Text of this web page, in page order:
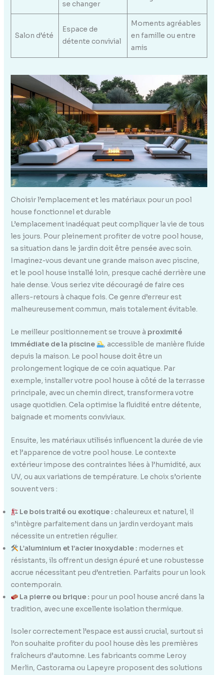
se changer
Salon d’été
Espace de
détente convivial
Moments agréables
en famille ou entre
amis
Choisir l’emplacement et les matériaux pour un pool
house fonctionnel et durable
L’emplacement inadéquat peut compliquer la vie de tous
les jours. Pour pleinement profiter de votre pool house,
sa situation dans le jardin doit être pensée avec soin.
Imaginez-vous devant une grande maison avec piscine,
et le pool house installé loin, presque caché derrière une
haie dense. Vous seriez vite découragé de faire ces
allers-retours à chaque fois. Ce genre d’erreur est
malheureusement commun, mais totalement évitable.
Le meilleur positionnement se trouve à proximité
immédiate de la piscine
, accessible de manière fluide
depuis la maison. Le pool house doit être un
prolongement logique de ce coin aquatique. Par
exemple, installer votre pool house à côté de la terrasse
principale, avec un chemin direct, transformera votre
usage quotidien. Cela optimise la fluidité entre détente,
baignade et moments conviviaux.
Ensuite, les matériaux utilisés influencent la durée de vie
et l’apparence de votre pool house. Le contexte
extérieur impose des contraintes liées à l’humidité, aux
UV, ou aux variations de température. Le choix s’oriente
souvent vers :
Le bois traité ou exotique : chaleureux et naturel, il
s’intègre parfaitement dans un jardin verdoyant mais
nécessite un entretien régulier.
L’aluminium et l’acier inoxydable : modernes et
résistants, ils offrent un design épuré et une robustesse
accrue nécessitant peu d’entretien. Parfaits pour un look
contemporain.
La pierre ou brique : pour un pool house ancré dans la
tradition, avec une excellente isolation thermique.
Isoler correctement l’espace est aussi crucial, surtout si
l’on souhaite profiter du pool house dès les premières
fraîcheurs d’automne. Les fabricants comme Leroy
Merlin, Castorama ou Lapeyre proposent des solutions